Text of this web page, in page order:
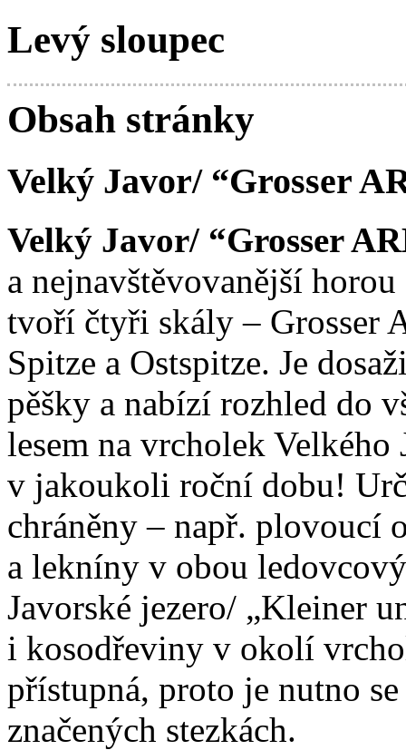
Levý sloupec
Obsah stránky
Velký Javor/ “Grosser
Velký Javor/ “Grosser
a nejnavštěvovanější
tvoří čtyři skály – Grosser
Spitze a Ostspitze. Je
pěšky a nabízí rozhled do
lesem na vrcholek
v jakoukoli roční dobu!
chráněny – např. plovoucí
a lekníny v obou
Javorské jezero/ „Kleiner
i kosodřeviny v okolí
přístupná, proto je nutno
značených stezkách.